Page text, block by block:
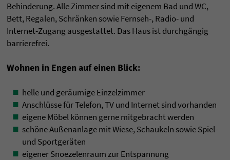
Behinderung. Alle Zimmer sind mit eigenem Bad und WC,
Bett, Regalen, Schränken sowie Fernseh-, Radio- und
Internet-Zugang ausgestattet. Das Haus ist durchgängig
barrierefrei.
Wohnen in Engen auf einen Blick:
helle und geräumige Einzelzimmer
Anschlüsse für Telefon, TV und Internet sind vorhanden
eigene Möbel können gerne mitgebracht werden
schöne Außenanlage mit Wiese, Schaukeln sowie Spiel-
und Sportgeräten
eigener Snoezelenraum zur Entspannung